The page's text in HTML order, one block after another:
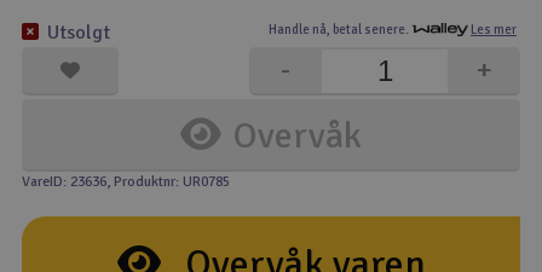
Helikopter
Kamerautstyr
Modellbygging, LEGO & byggesett
Modelljernbane
Motor & tilbehør
Handle nå, betal senere. Les mer
Overvåk
+
-
Utsolgt
VareID: 23636, Produktnr: UR0785